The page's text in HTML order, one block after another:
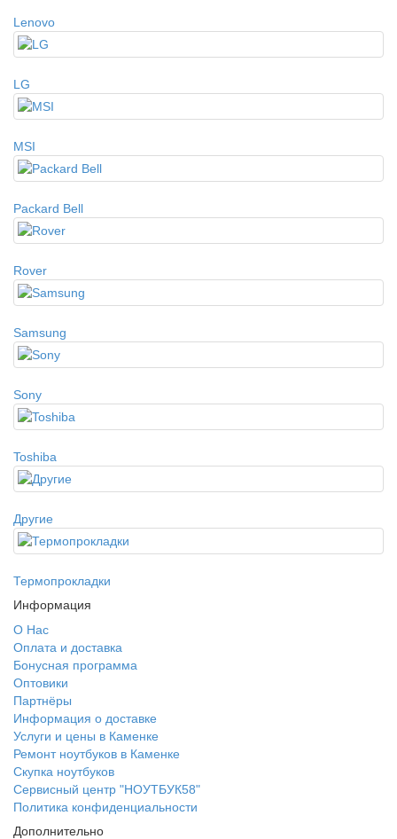
Lenovo
LG
MSI
Packard Bell
Rover
Samsung
Sony
Toshiba
Другие
Термопрокладки
Информация
О Нас
Оплата и доставка
Бонусная программа
Оптовики
Партнёры
Информация о доставке
Услуги и цены в Каменке
Ремонт ноутбуков в Каменке
Скупка ноутбуков
Сервисный центр "НОУТБУК58"
Политика конфиденциальности
Дополнительно